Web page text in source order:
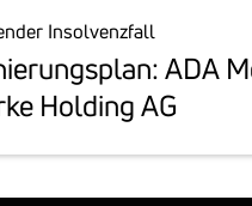
Insolvenzfall
ADA
Holding AG